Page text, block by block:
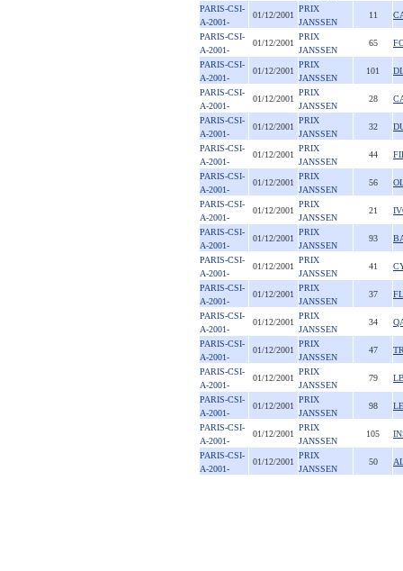
PARIS-CSI-
A-2001-
01/12/2001
PRIX
JANSSEN
11
PARIS-CSI-
A-2001-
01/12/2001
PRIX
JANSSEN
65
PARIS-CSI-
A-2001-
01/12/2001
PRIX
JANSSEN
101
PARIS-CSI-
A-2001-
01/12/2001
PRIX
JANSSEN
28
PARIS-CSI-
A-2001-
01/12/2001
PRIX
JANSSEN
32
PARIS-CSI-
A-2001-
01/12/2001
PRIX
JANSSEN
44
PARIS-CSI-
A-2001-
01/12/2001
PRIX
JANSSEN
56
PARIS-CSI-
A-2001-
01/12/2001
PRIX
JANSSEN
21
PARIS-CSI-
A-2001-
01/12/2001
PRIX
JANSSEN
93
PARIS-CSI-
A-2001-
01/12/2001
PRIX
JANSSEN
41
PARIS-CSI-
A-2001-
01/12/2001
PRIX
JANSSEN
37
PARIS-CSI-
A-2001-
01/12/2001
PRIX
JANSSEN
34
PARIS-CSI-
A-2001-
01/12/2001
PRIX
JANSSEN
47
PARIS-CSI-
A-2001-
01/12/2001
PRIX
JANSSEN
79
PARIS-CSI-
A-2001-
01/12/2001
PRIX
JANSSEN
98
PARIS-CSI-
A-2001-
01/12/2001
PRIX
JANSSEN
105
PARIS-CSI-
A-2001-
01/12/2001
PRIX
JANSSEN
50